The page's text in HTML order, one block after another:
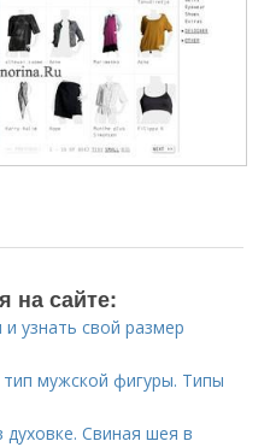
на сайте:
узнать свой размер
мужской фигуры. Типы
Свиная шея в